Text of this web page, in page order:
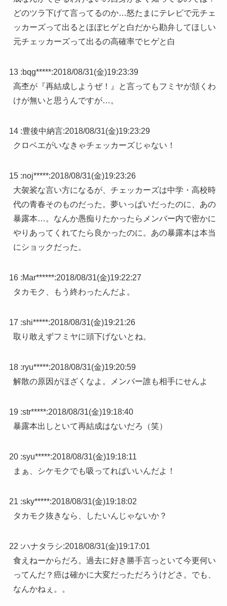
どのツラ下げて言ってるのか…怒たまにテレビで元チェ
ッカーズって出るとほぼヒゲと白だから勘弁してほしい
元チェッカーズって出るの高確率でヒゲと白
13 :bqg*****:2018/08/31(金)19:23:39
高杢が『再結成しようぜ！』と言ってもフミヤが頷くわ
けが無いと思うんですが…。
14 :豊後中納言:2018/08/31(金)19:23:29
クロベエがいなきゃチェッカーズじゃない！
15 :noj*****:2018/08/31(金)19:23:26
大袈裟な言い方になるが、チェッカーズは中学・高校時
代の青春そのものだった。夢いっぱいだったのに、あの
暴露本…。なんか愚痴りたかったらメンバー内で密かに
やりあってくれてたら良かったのに。あの暴露本は本当
にショックだった。
16 :Mar******:2018/08/31(金)19:22:27
タカモク、もう終わったんだよ。
17 :shi*****:2018/08/31(金)19:21:26
取り敢えずフミヤに頭下げないとね。
18 :ryu*****:2018/08/31(金)19:20:59
解散の原因がほざくなよ。メンバー誰も相手にせんよ
19 :str*****:2018/08/31(金)19:18:40
暴露本出しといて再結成はないだろ（笑）
20 :syu*****:2018/08/31(金)19:18:11
まぁ、シケモクでも吸ってればいいんだよ！
21 :sky*****:2018/08/31(金)19:18:02
タカモク抜きなら、したいんじゃないか？
22 :ハナタラシ:2018/08/31(金)19:17:01
食えねーからだろ。過去に好き勝手言っといて今更何い
ってんだ？癌は確かに大変だっただろうけどさ。でも、
なんかねぇ。。